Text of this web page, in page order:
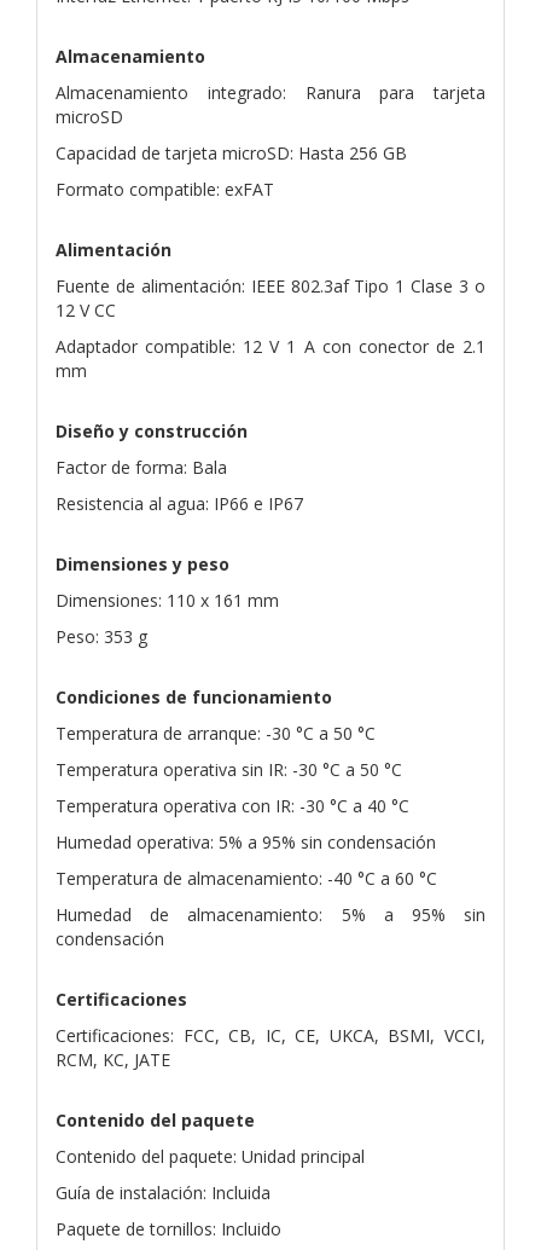
Almacenamiento
Almacenamiento integrado: Ranura para tarjeta
microSD
Capacidad de tarjeta microSD: Hasta 256 GB
Formato compatible: exFAT
Alimentación
Fuente de alimentación: IEEE 802.3af Tipo 1 Clase 3 o
12 V CC
Adaptador compatible: 12 V 1 A con conector de 2.1
mm
Diseño y construcción
Factor de forma: Bala
Resistencia al agua: IP66 e IP67
Dimensiones y peso
Dimensiones: 110 x 161 mm
Peso: 353 g
Condiciones de funcionamiento
Temperatura de arranque: -30 °C a 50 °C
Temperatura operativa sin IR: -30 °C a 50 °C
Temperatura operativa con IR: -30 °C a 40 °C
Humedad operativa: 5% a 95% sin condensación
Temperatura de almacenamiento: -40 °C a 60 °C
Humedad de almacenamiento: 5% a 95% sin
condensación
Certificaciones
Certificaciones: FCC, CB, IC, CE, UKCA, BSMI, VCCI,
RCM, KC, JATE
Contenido del paquete
Contenido del paquete: Unidad principal
Guía de instalación: Incluida
Paquete de tornillos: Incluido